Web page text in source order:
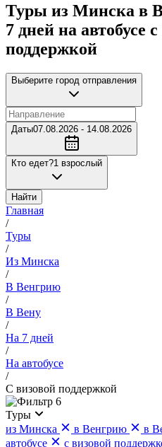
Туры из Минска в
7 дней на автобусе
поддержкой
Выберите город отправления
Даты07.08.2026 - 14.08.2026
Кто едет?1 взрослый
Найти
Главная
/
Туры
/
Из Минска
/
В Венгрию
/
В Вену
/
На 7 дней
/
На автобусе
/
С визовой поддержкой
6
Туры
из Минска
в Венгрию в
автобусе
с визовой